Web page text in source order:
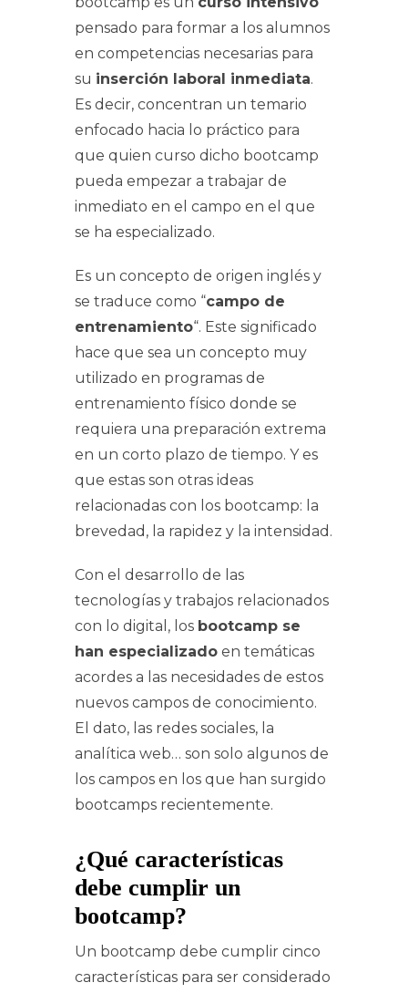
pensado para formar a los alumnos
en competencias necesarias para
su inserción laboral inmediata.
Es decir, concentran un temario
enfocado hacia lo práctico para
que quien curso dicho bootcamp
pueda empezar a trabajar de
inmediato en el campo en el que
se ha especializado.
Es un concepto de origen inglés y
se traduce como “campo de
entrenamiento“. Este significado
hace que sea un concepto muy
utilizado en programas de
entrenamiento físico donde se
requiera una preparación extrema
en un corto plazo de tiempo. Y es
que estas son otras ideas
relacionadas con los bootcamp: la
brevedad, la rapidez y la intensidad.
Con el desarrollo de las
tecnologías y trabajos relacionados
con lo digital, los bootcamp se
han especializado en temáticas
acordes a las necesidades de estos
nuevos campos de conocimiento.
El dato, las redes sociales, la
analítica web… son solo algunos de
los campos en los que han surgido
bootcamps recientemente.
¿Qué características
debe cumplir un
bootcamp?
Un bootcamp debe cumplir cinco
características para ser considerado